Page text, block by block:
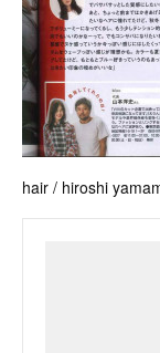
hair / hiroshi